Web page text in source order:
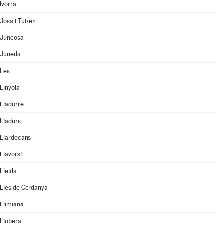
Ivorra
Josa i Tuixén
Juncosa
Juneda
Les
Linyola
Lladorre
Lladurs
Llardecans
Llavorsí
Lleida
Lles de Cerdanya
Llimiana
Llobera